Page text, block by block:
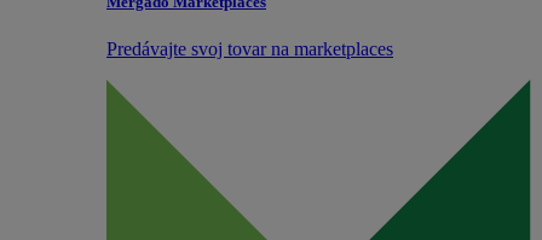
Predávajte svoj tovar na marketplaces